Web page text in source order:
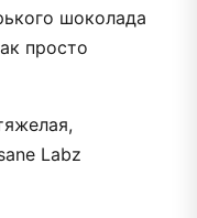
шоколада
просто
Labz